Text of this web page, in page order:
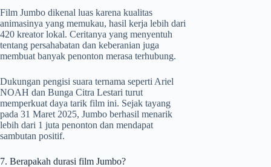
Film Jumbo dikenal luas karena kualitas
animasinya yang memukau, hasil kerja lebih dari
420 kreator lokal. Ceritanya yang menyentuh
tentang persahabatan dan keberanian juga
membuat banyak penonton merasa terhubung.
Dukungan pengisi suara ternama seperti Ariel
NOAH dan Bunga Citra Lestari turut
memperkuat daya tarik film ini. Sejak tayang
pada 31 Maret 2025, Jumbo berhasil menarik
lebih dari 1 juta penonton dan mendapat
sambutan positif.
7. Berapakah durasi film Jumbo?